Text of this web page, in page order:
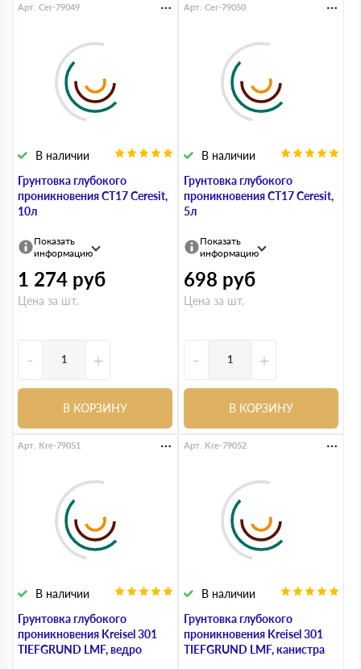
Грунтовка глубокого
проникновения СТ17 Ceresit,
10л
В наличии
Арт. Cer-79049
Показать
информацию
1 274 руб
Цена за шт.
- +
В КОРЗИНУ
Грунтовка глубокого
проникновения СТ17 Ceresit,
5л
В наличии
Арт. Cer-79050
Показать
информацию
698 руб
Цена за шт.
- +
В КОРЗИНУ
Грунтовка глубокого
проникновения Kreisel 301
TIEFGRUND LMF, ведро
В наличии
Арт. Kre-79051
Грунтовка глубокого
проникновения Kreisel 301
TIEFGRUND LMF, канистра
В наличии
Арт. Kre-79052